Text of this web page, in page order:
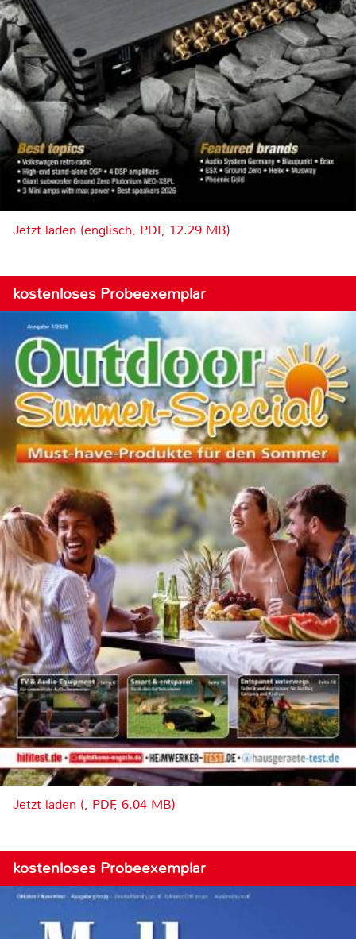
Jetzt laden (englisch, PDF, 12.29 MB)
kostenloses Probeexemplar
Jetzt laden (, PDF, 6.04 MB)
kostenloses Probeexemplar